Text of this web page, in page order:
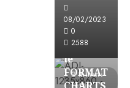
08/02/2023
0
2588
3 minuti
letti
Partnership
le
FORMAT